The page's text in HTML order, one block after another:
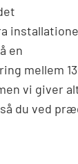
en
mellem
vi giver
du ved